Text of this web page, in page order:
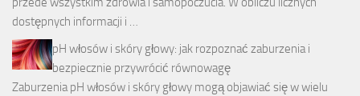
dostępnych informacji i …
pH włosów i skóry głowy: jak rozpoznać zaburzenia i
bezpiecznie przywrócić równowagę
Zaburzenia pH włosów i skóry głowy mogą objawiać się w wielu